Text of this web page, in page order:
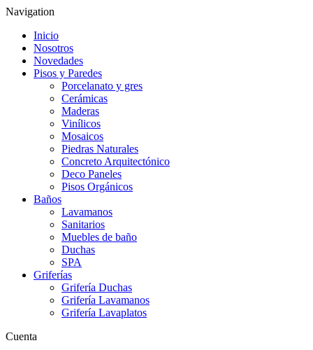
Navigation
Inicio
Nosotros
Novedades
Pisos y Paredes
Porcelanato y gres
Cerámicas
Maderas
Vinílicos
Mosaicos
Piedras Naturales
Concreto Arquitectónico
Deco Paneles
Pisos Orgánicos
Baños
Lavamanos
Sanitarios
Muebles de baño
Duchas
SPA
Griferías
Grifería Duchas
Grifería Lavamanos
Grifería Lavaplatos
Cuenta